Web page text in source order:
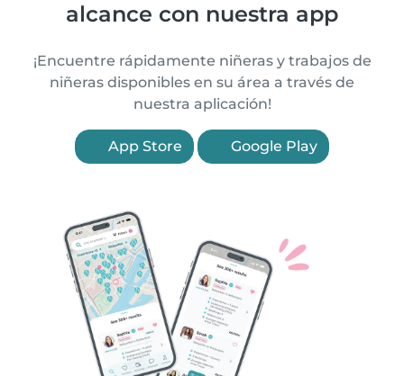
alcance con nuestra app
¡Encuentre rápidamente niñeras y trabajos de
niñeras disponibles en su área a través de
nuestra aplicación!
App Store Google Play